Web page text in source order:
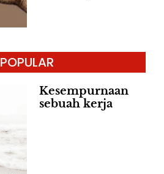
POPULAR
Kesempurnaan
sebuah kerja